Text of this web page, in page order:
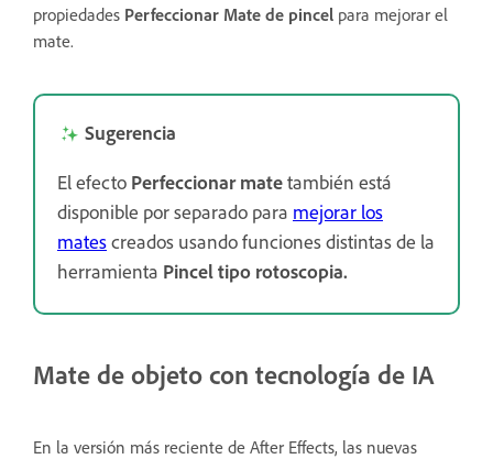
propiedades Perfeccionar Mate de pincel para mejorar el
mate.
Sugerencia
El efecto Perfeccionar matetambién está
disponible por separado para mejorar los
matescreados usando funciones distintas de la
herramienta Pincel tipo rotoscopia.
Mate de objeto con tecnología de IA
En la versión más reciente de After Effects, las nuevas